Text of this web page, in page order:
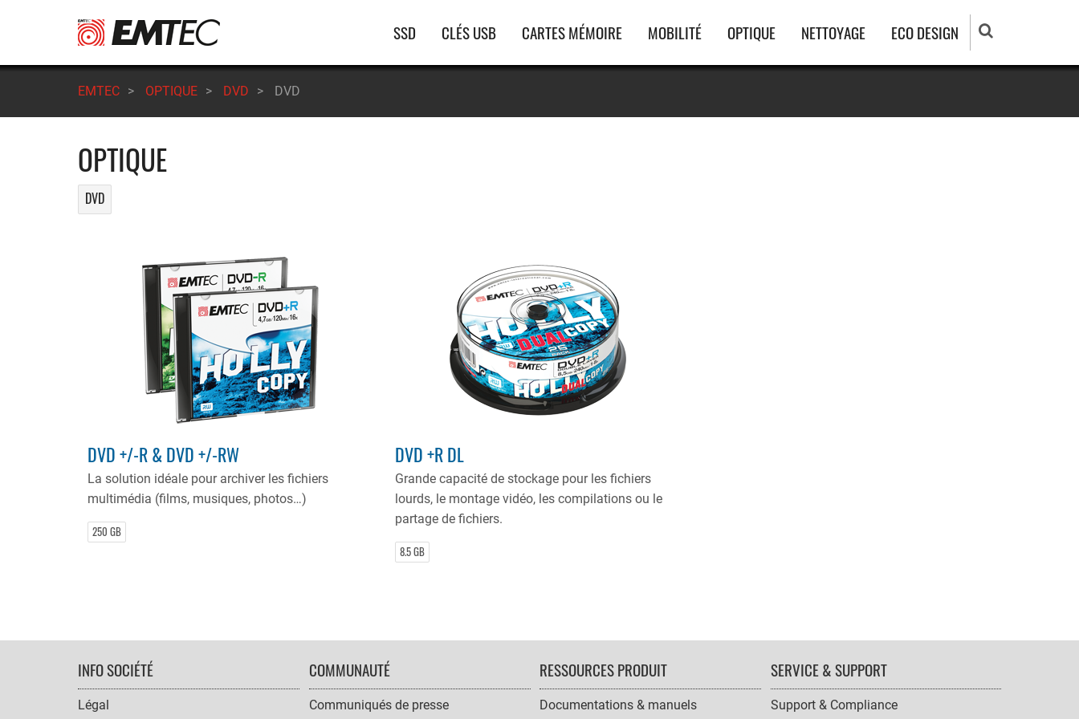
principal
Navigation
principale
SSD CLÉS USB CARTES MÉMOIRE MOBILITÉ OPTIQUE NETTOYAGE ECO DESIGN
EMTEC > OPTIQUE > DVD > DVD
OPTIQUE
DVD
DVD +/-R & DVD +/-RW
La solution idéale pour archiver les fichiers
multimédia (films, musiques, photos…)
250 GB
DVD +R DL
Grande capacité de stockage pour les fichiers
lourds, le montage vidéo, les compilations ou le
partage de fichiers.
8.5 GB
FOOTER
NAVIGATION
INFO SOCIÉTÉ
Légal
COMMUNAUTÉ
Communiqués de presse
RESSOURCES PRODUIT
Documentations & manuels
SERVICE & SUPPORT
Support & Compliance